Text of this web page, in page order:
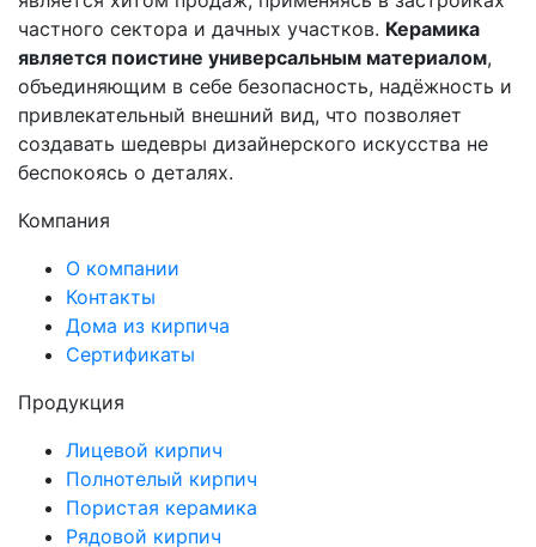
частного сектора и дачных участков. Керамика
является поистине универсальным материалом,
объединяющим в себе безопасность, надёжность и
привлекательный внешний вид, что позволяет
создавать шедевры дизайнерского искусства не
беспокоясь о деталях.
Компания
О компании
Контакты
Дома из кирпича
Сертификаты
Продукция
Лицевой кирпич
Полнотелый кирпич
Пористая керамика
Рядовой кирпич